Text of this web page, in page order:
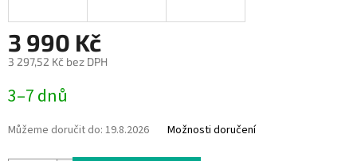
3 990 Kč
3 297,52 Kč bez DPH
cena:
3–7 dnů
Můžeme doručit do: 19.8.2026 Možnosti doručení